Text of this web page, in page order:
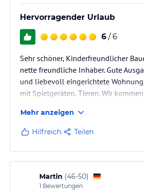
Hervorragender Urlaub
6 / 6
Sehr schöner, Kinderfreundlicher
nette freundliche Inhaber. Gute
und liebevoll eingerichtete
mit Spielgeräten, Tieren. Wir
Mehr anzeigen
Hilfreich Teilen
Martin (46-50)
1 Bewertungen